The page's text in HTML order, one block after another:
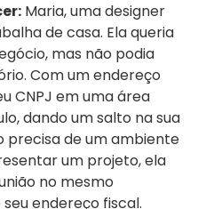
Maria, uma designer
de casa. Ela queria
mas não podia
Com um endereço
CNPJ em uma área
dando um salto na sua
precisa de um ambiente
um projeto, ela
no mesmo
endereço fiscal.